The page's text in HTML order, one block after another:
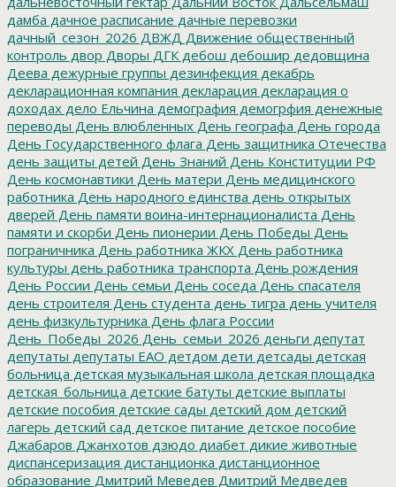
дамба дачное расписание дачные перевозки
дачный_сезон_2026 ДВЖД Движение общественный
контроль двор Дворы ДГК дебош дебошир дедовщина
Деева дежурные группы дезинфекция декабрь
декларационная компания декларация декларация о
доходах дело Ельчина демография демогрфия денежные
переводы День влюбленных День географа День города
День Государственного флага День защитника Отечества
день защиты детей День Знаний День Конституции РФ
День космонавтики День матери День медицинского
работника День народного единства день открытых
дверей День памяти воина-интернационалиста День
памяти и скорби День пионерии День Победы День
пограничника День работника ЖКХ День работника
культуры день работника транспорта День рождения
День России День семьи День соседа День спасателя
день строителя День студента день тигра день учителя
день физкультурника День флага России
День_Победы_2026 День_семьи_2026 деньги депутат
депутаты депутаты ЕАО детдом дети детсады детская
больница детская музыкальная школа детская площадка
детская_больница детские батуты детские выплаты
детские пособия детские сады детский дом детский
лагерь детский сад детское питание детское пособие
Джабаров Джанхотов дзюдо диабет дикие животные
диспансеризация дистанционка дистанционное
образование Дмитрий Меведев Дмитрий Медведев